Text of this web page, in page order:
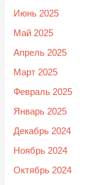
Июнь 2025
Май 2025
Апрель 2025
Март 2025
Февраль 2025
Январь 2025
Декабрь 2024
Ноябрь 2024
Октябрь 2024